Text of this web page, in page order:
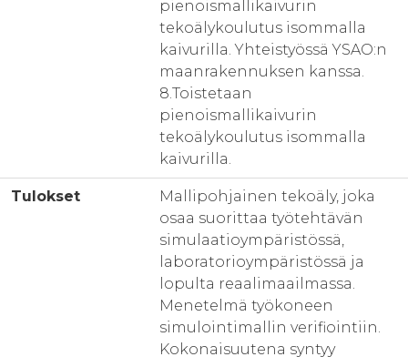
pienoismallikaivurin
tekoälykoulutus isommalla
kaivurilla. Yhteistyössä YSAO:n
maanrakennuksen kanssa.
8.Toistetaan
pienoismallikaivurin
tekoälykoulutus isommalla
kaivurilla.
Tulokset
Mallipohjainen tekoäly, joka
osaa suorittaa työtehtävän
simulaatioympäristössä,
laboratorioympäristössä ja
lopulta reaalimaailmassa.
Menetelmä työkoneen
simulointimallin verifiointiin.
Kokonaisuutena syntyy